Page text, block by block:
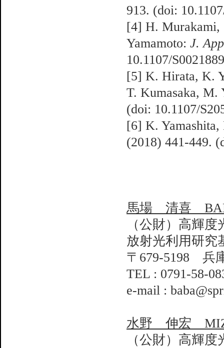
913. (doi:
[4] H. Murakami,
Yamamoto: J.
10.1107/
[5] K. Hirata, K.
T. Kumasaka, M.
(doi: 10.1107/
[6] K.
(2018) 441-449.
馬場 清喜
（公財）高輝
放射光利用研
〒679-5198 兵
TEL : 0791-58-
e-mail :
水野 伸宏
（公財）高輝